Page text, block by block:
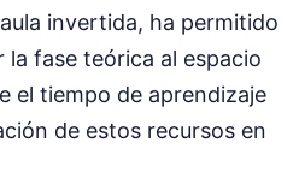
invertida, ha permitido
fase teórica al espacio
el tiempo de aprendizaje
de estos recursos en